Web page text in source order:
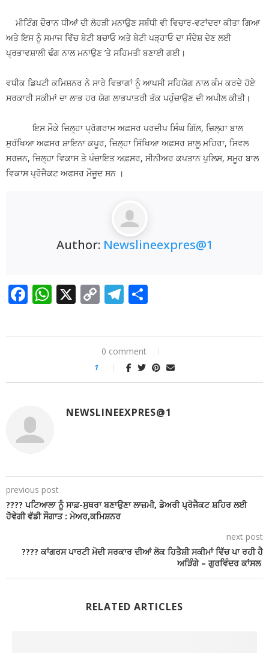
ਮੀਟਿੰਗ ਦੌਰਾਨ ਧੀਆਂ ਦੀ ਲੋਹੜੀ ਮਨਾਉਣ ਸਬੰਧੀ ਵੀ ਵਿਚਾਰ-ਵਟਾਂਦਰਾ ਕੀਤਾ ਗਿਆ
ਅਤੇ ਇਸ ਨੂੰ ਸਮਾਜ ਵਿੱਚ ਬੇਟੀ ਬਚਾਓ ਅਤੇ ਬੇਟੀ ਪੜ੍ਹਾਓ ਦਾ ਸੰਦੇਸ਼ ਦੇਣ ਲਈ
ਪ੍ਰਭਾਵਸ਼ਾਲੀ ਢੰਗ ਨਾਲ ਮਨਾਉਣ ’ਤੇ ਸਹਿਮਤੀ ਬਣਾਈ ਗਈ।
ਵਧੀਕ ਡਿਪਟੀ ਕਮਿਸ਼ਨਰ ਨੇ ਸਾਰੇ ਵਿਭਾਗਾਂ ਨੂੰ ਆਪਸੀ ਸਹਿਯੋਗ ਨਾਲ ਕੰਮ ਕਰਦੇ ਹੋਏ
ਸਰਕਾਰੀ ਸਕੀਮਾਂ ਦਾ ਲਾਭ ਹਰ ਯੋਗ ਲਾਭਪਾਤਰੀ ਤੱਕ ਪਹੁੰਚਾਉਣ ਦੀ ਅਪੀਲ ਕੀਤੀ।
ਇਸ ਮੌਕੇ ਜ਼ਿਲ੍ਹਾ ਪ੍ਰੋਗਰਾਮ ਅਫ਼ਸਰ ਪਰਦੀਪ ਸਿੰਘ ਗਿੱਲ, ਜ਼ਿਲ੍ਹਾ ਬਾਲ
ਸੁਰੱਖਿਆ ਅਫ਼ਸਰ ਸ਼ਾਇਨਾ ਕਪੂਰ, ਜ਼ਿਲ੍ਹਾ ਸਿੱਖਿਆ ਅਫ਼ਸਰ ਸ਼ਾਲੂ ਮਹਿਰਾ, ਸਿਵਲ
ਸਰਜਨ, ਜ਼ਿਲ੍ਹਾ ਵਿਕਾਸ ਤੇ ਪੰਚਾਇਤ ਅਫ਼ਸਰ, ਸੀਨੀਅਰ ਕਪਤਾਨ ਪੁਲਿਸ, ਸਮੂਹ ਬਾਲ
ਵਿਕਾਸ ਪ੍ਰੋਜੈਕਟ ਅਫਸਰ ਮੌਜੂਦ ਸਨ ।
Author: Newslineexpres@1
Facebook
WhatsApp
X CopyTelegram
0 comment
1
NEWSLINEEXPRES@1
previous post
???? ਪਟਿਆਲਾ ਨੂੰ ਸਾਫ਼-ਸੁਥਰਾ ਬਣਾਉਣਾ ਲਾਜ਼ਮੀ, ਡੇਅਰੀ ਪ੍ਰੋਜੈਕਟ ਸ਼ਹਿਰ ਲਈ
ਹੋਵੇਗੀ ਵੱਡੀ ਸੌਗਾਤ : ਮੇਅਰ,ਕਮਿਸ਼ਨਰ
next post
???? ਕਾਂਗਰਸ ਪਾਰਟੀ ਮੋਦੀ ਸਰਕਾਰ ਦੀਆਂ ਲੋਕ ਹਿਤੈਸ਼ੀ ਸਕੀਮਾਂ ਵਿੱਚ ਪਾ ਰਹੀ ਹੈ
ਅੜਿੰਗੇ – ਗੁਰਵਿੰਦਰ ਕਾਂਸਲ
RELATED ARTICLES